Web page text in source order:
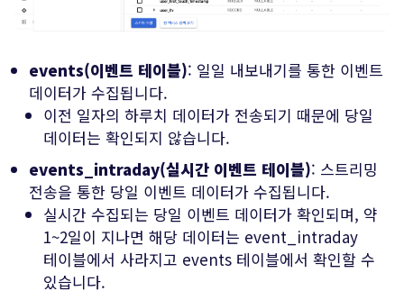
events(이벤트 테이블): 일일 내보내기를 통한 이벤트
데이터가 수집됩니다.
이전 일자의 하루치 데이터가 전송되기 때문에 당일
데이터는 확인되지 않습니다.
events_intraday(실시간 이벤트 테이블): 스트리밍
전송을 통한 당일 이벤트 데이터가 수집됩니다.
실시간 수집되는 당일 이벤트 데이터가 확인되며, 약
1~2일이 지나면 해당 데이터는 event_intraday
테이블에서 사라지고 events 테이블에서 확인할 수
있습니다.